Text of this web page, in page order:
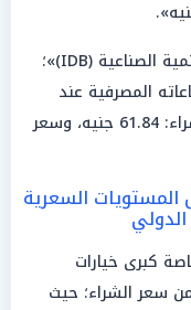
وشارك في هذا التحرك المتوازن «بنك التنمية الصناعية (IDB)»؛
المصرفية عند
مستويات بلغت قيمتها الفنية: «سعر الشراء: 61.84 جنيه، وسعر
المستويات السعرية
كبرى خيارات
سعر الشراء؛ حيث